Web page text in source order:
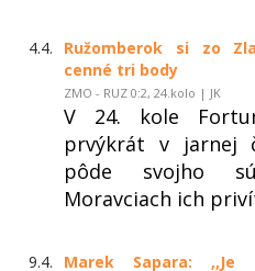
4.4.
Ružomberok si zo
cenné tri body
ZMO - RUZ 0:2, 24.kolo | JK
V 24. kole
prvýkrát v jarnej
pôde svojho
Moravciach ich
9.4.
Marek Sapara: